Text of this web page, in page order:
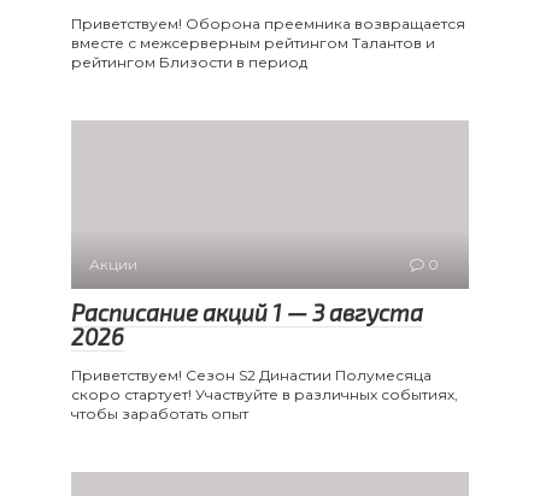
Приветствуем! Оборона преемника возвращается
вместе с межсерверным рейтингом Талантов и
рейтингом Близости в период
Акции 0
Расписание акций 1 — 3 августа
2026
Приветствуем! Сезон S2 Династии Полумесяца
скоро стартует! Участвуйте в различных событиях,
чтобы заработать опыт